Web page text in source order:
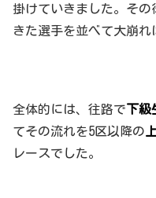
掛けていきました。そ
きた選手を並べて大崩れ
全体的には、往路で下級
てその流れを5区以降の
レースでした。